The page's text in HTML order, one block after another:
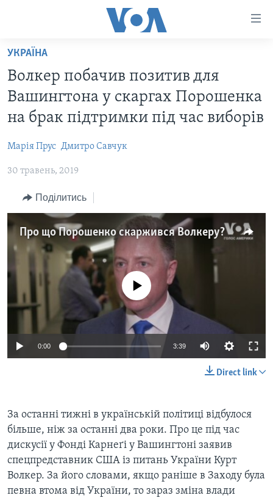
Перейти
матеріалу
Перейти
меню
сторінки
Перейти
до
АКТУАЛЬНО
СВІТ
УКРАЇНА
ВІЙНА - ЦЕ ОСОБИСТЕ
УКРАЇНЦІ У СВІТІ
НАУКА
ЗДОРОВ'Я
СУСПІЛЬСТВО
ЕКОНОМІКА
ІСТОРІЇ УСПІХУ УКРАЇНЦІВ
АНАЛІТИКА
АДМІНІСТРАЦІЯ ПРЕЗИДЕНТА ТРАМПА: ПЕРШІ 100
ДНІВ
ІНТЕРВ'Ю
БОРОТЬБА З ДЕЗІНФОРМАЦІЄЮ
ВІДЕО
ТЕЛЕПРОГРАМИ
ЧАС-TIME
БРИФІНГ ГОЛОСУ АМЕРИКИ
ПОГЛЯД З ВАШИНГТОНА
ENGLISH
Learning English
Мови
УКРАЇНА
Волкер побачив позитив для
Вашингтона у скаргах Порошенка
на брак підтримки під час виборів
Марія Прус Дмитро Савчук
30 травень, 2019
Поділитись
Про що Порошенко скаржився Волкеру?
No media source currently available
0:00 3:39
Direct link
За останні тижні в українській політиці відбулося
більше, ніж за останні два роки. Про це під час
дискусії у Фонді Карнеґі у Вашингтоні заявив
спецпредставник США із питань України Курт
Волкер. За його словами, якщо раніше в Заходу була
певна втома від України, то зараз зміна влади